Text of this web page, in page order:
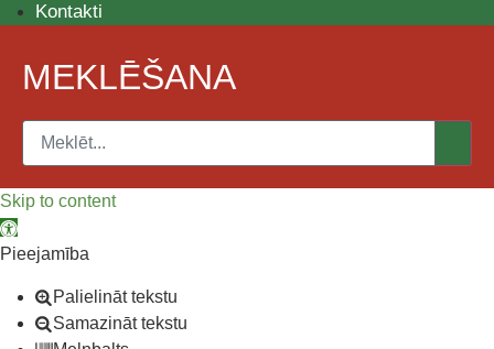
Kontakti
MEKLĒŠANA
Skip to content
Open toolbar
Pieejamība
Palielināt tekstu
Samazināt tekstu